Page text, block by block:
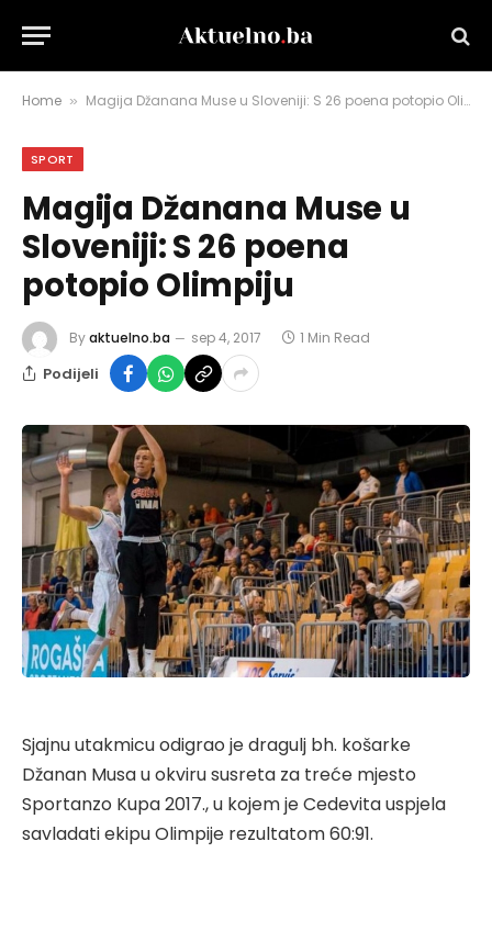
Home » Magija Džanana Muse u Sloveniji: S 26 poena potopio Olimpiju
SPORT
Magija Džanana Muse u
Sloveniji: S 26 poena
potopio Olimpiju
Byaktuelno.ba sep 4, 2017 1 Min Read
Podijeli
Sjajnu utakmicu odigrao je dragulj bh. košarke
Džanan Musa u okviru susreta za treće mjesto
Sportanzo Kupa 2017., u kojem je Cedevita uspjela
savladati ekipu Olimpije rezultatom 60:91.